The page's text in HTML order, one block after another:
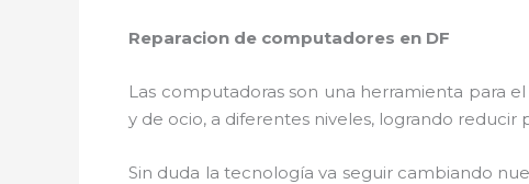
Reparacion de computadores en DF
Las computadoras son una herramienta para
y de ocio, a diferentes niveles, logrando
Sin duda la tecnología va seguir cambiando